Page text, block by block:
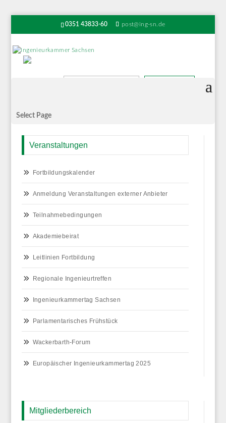
0351 43833-60 post@ing-sn.de
Select Page
Veranstaltungen
Fortbildungskalender
Anmeldung Veranstaltungen externer Anbieter
Teilnahmebedingungen
Akademiebeirat
Leitlinien Fortbildung
Regionale Ingenieurtreffen
Ingenieurkammertag Sachsen
Parlamentarisches Frühstück
Wackerbarth-Forum
Europäischer Ingenieurkammertag 2025
Mitgliederbereich